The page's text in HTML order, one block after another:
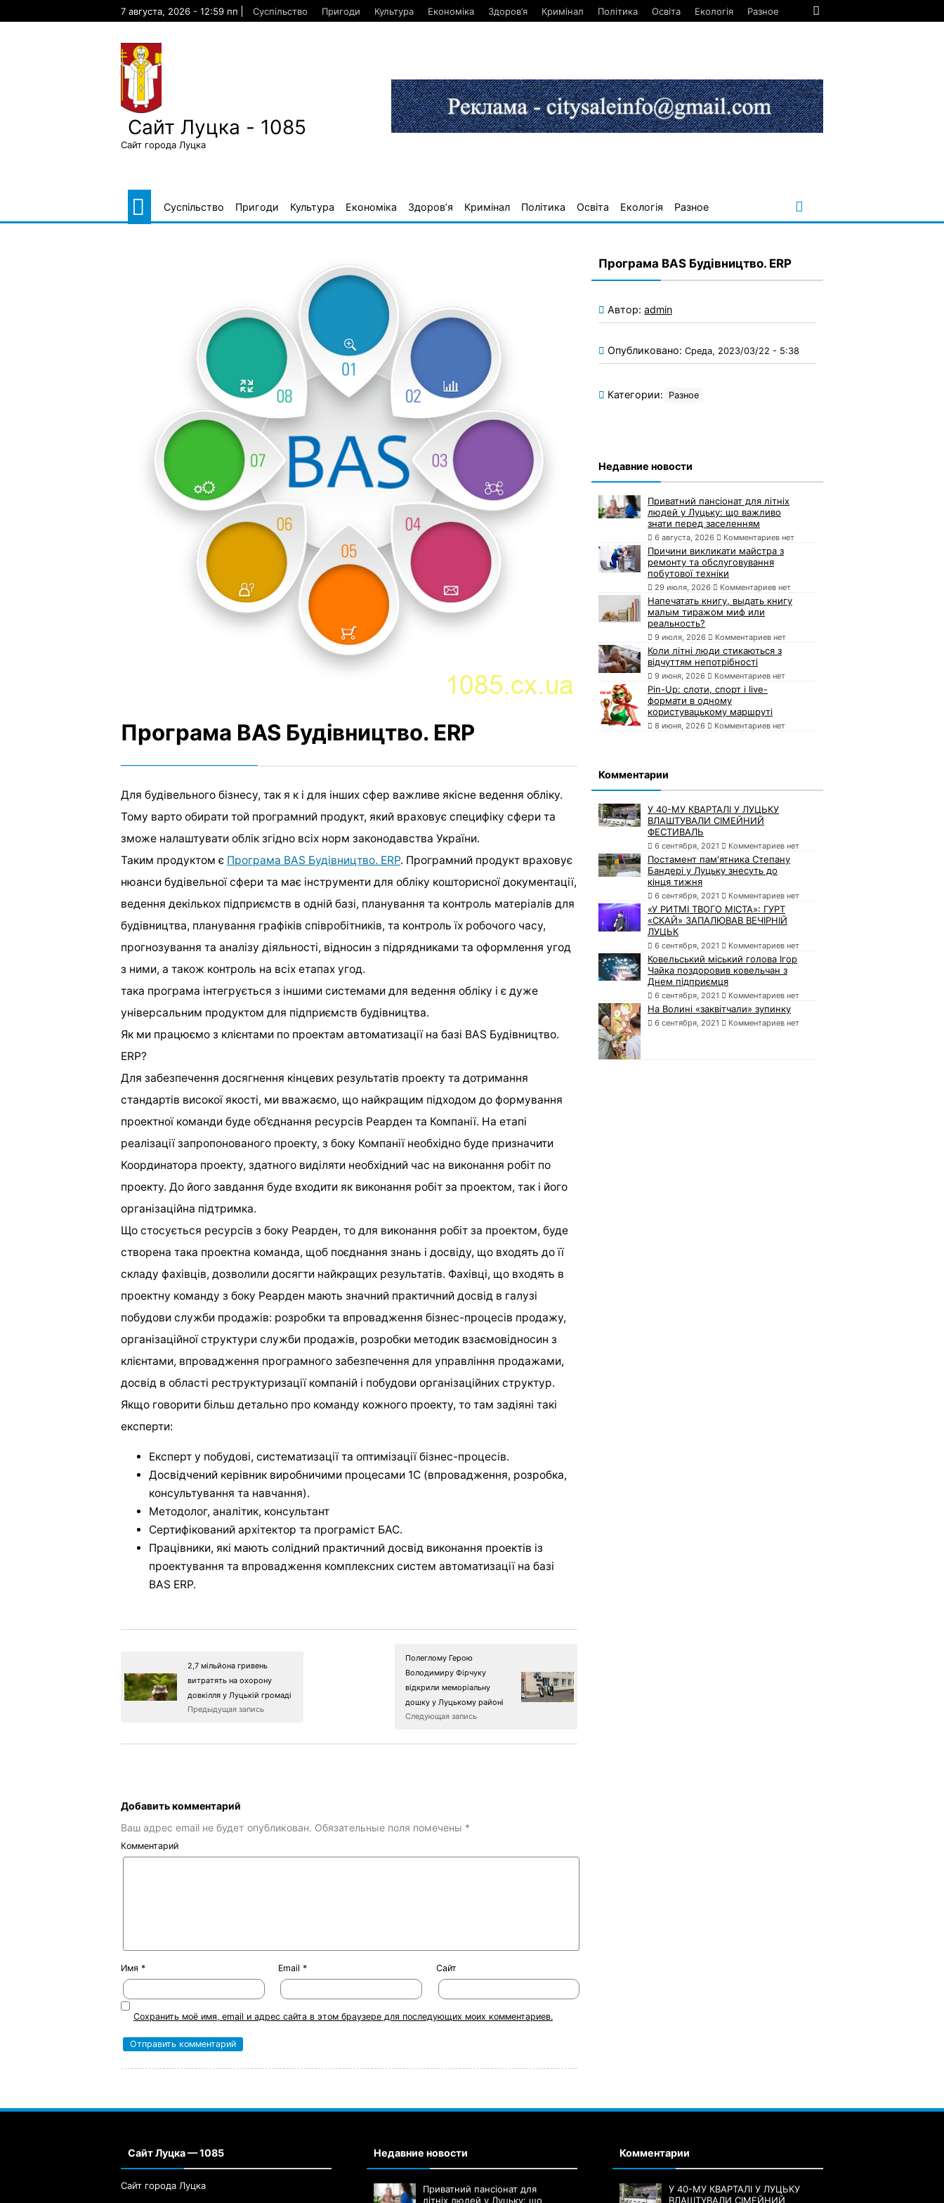
7 августа, 2026 - 12:59 пп Суспільство Пригоди Культура Економіка Здоров’я Кримінал Політика Освіта Екологія Разное
Сайт Луцка - 1085
Сайт города Луцка
Суспільство Пригоди Культура Економіка Здоров’я Кримінал Політика Освіта Екологія Разное
Програма BAS Будівництво. ERP
Для будівельного бізнесу, так я к і для інших сфер важливе якісне ведення обліку.
Тому варто обирати той програмний продукт, який враховує специфіку сфери та
зможе налаштувати облік згідно всіх норм законодавства України.
Таким продуктом є Програма BAS Будівництво. ERP. Програмний продукт враховує
нюанси будівельної сфери та має інструменти для обліку кошторисної документації,
ведення декількох підприємств в одній базі, планування та контроль матеріалів для
будівництва, планування графіків співробітників, та контроль їх робочого часу,
прогнозування та аналізу діяльності, відносин з підрядниками та оформлення угод
з ними, а також контроль на всіх етапах угод.
така програма інтегрується з іншими системами для ведення обліку і є дуже
універсальним продуктом для підприємств будівництва.
Як ми працюємо з клієнтами по проектам автоматизації на базі BAS Будівництво.
ERP?
Для забезпечення досягнення кінцевих результатів проекту та дотримання
стандартів високої якості, ми вважаємо, що найкращим підходом до формування
проектної команди буде об’єднання ресурсів Реарден та Компанії. На етапі
реалізації запропонованого проекту, з боку Компанії необхідно буде призначити
Координатора проекту, здатного виділяти необхідний час на виконання робіт по
проекту. До його завдання буде входити як виконання робіт за проектом, так і його
організаційна підтримка.
Що стосується ресурсів з боку Реарден, то для виконання робіт за проектом, буде
створена така проектна команда, щоб поєднання знань і досвіду, що входять до її
складу фахівців, дозволили досягти найкращих результатів. Фахівці, що входять в
проектну команду з боку Реарден мають значний практичний досвід в галузі
побудови служби продажів: розробки та впровадження бізнес-процесів продажу,
організаційної структури служби продажів, розробки методик взаємовідносин з
клієнтами, впровадження програмного забезпечення для управління продажами,
досвід в області реструктуризації компаній і побудови організаційних структур.
Якщо говорити більш детально про команду кожного проекту, то там задіяні такі
експерти:
Експерт у побудові, систематизації та оптимізації бізнес-процесів.
Досвідчений керівник виробничими процесами 1С (впровадження, розробка,
консультування та навчання).
Методолог, аналітик, консультант
Сертифікований архітектор та програміст БАС.
Працівники, які мають солідний практичний досвід виконання проектів із
проектування та впровадження комплексних систем автоматизації на базі
BAS ERP.
2,7 мільйона гривень
витратять на охорону
довкілля у Луцькій громаді
Предыдущая запись
Полеглому Герою
Володимиру Фірчуку
відкрили меморіальну
дошку у Луцькому районі
Следующая запись
Добавить комментарий
Ваш адрес email не будет опубликован. Обязательные поля помечены *
Комментарий
Имя * Email* Сайт
Сохранить моё имя, email и адрес сайта в этом браузере для последующих моих комментариев.
Програма BAS Будівництво. ERP
Автор: admin
Опубликовано: Среда, 2023/03/22 - 5:38
Категории: Разное
Недавние новости
Приватний пансіонат для літніх
людей у Луцьку: що важливо
знати перед заселенням
6 августа, 2026 Комментариев нет
Причини викликати майстра з
ремонту та обслуговування
побутової техніки
29 июля, 2026 Комментариев нет
Напечатать книгу, выдать книгу
малым тиражом миф или
реальность?
9 июля, 2026 Комментариев нет
Коли літні люди стикаються з
відчуттям непотрібності
9 июня, 2026 Комментариев нет
Pin-Up: слоти, спорт і live-
формати в одному
користувацькому маршруті
8 июня, 2026 Комментариев нет
Комментарии
У 40-МУ КВАРТАЛІ У ЛУЦЬКУ
ВЛАШТУВАЛИ СІМЕЙНИЙ
ФЕСТИВАЛЬ
6 сентября, 2021 Комментариев нет
Постамент пам'ятника Степану
Бандері у Луцьку знесуть до
кінця тижня
6 сентября, 2021 Комментариев нет
«У РИТМІ ТВОГО МІСТА»: ГУРТ
«СКАЙ» ЗАПАЛЮВАВ ВЕЧІРНІЙ
ЛУЦЬК
6 сентября, 2021 Комментариев нет
Ковельський міський голова Ігор
Чайка поздоровив ковельчан з
Днем підприємця
6 сентября, 2021 Комментариев нет
На Волині «заквітчали» зупинку
6 сентября, 2021 Комментариев нет
Сайт Луцка — 1085
Сайт города Луцка
Недавние новости
Приватний пансіонат для
літніх людей у Луцьку: що
Комментарии
У 40-МУ КВАРТАЛІ У ЛУЦЬКУ
ВЛАШТУВАЛИ СІМЕЙНИЙ